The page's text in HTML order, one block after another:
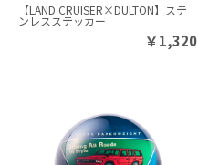
【LAND CRUISER×DULTON】ステ
ンレスステッカー
￥1,320